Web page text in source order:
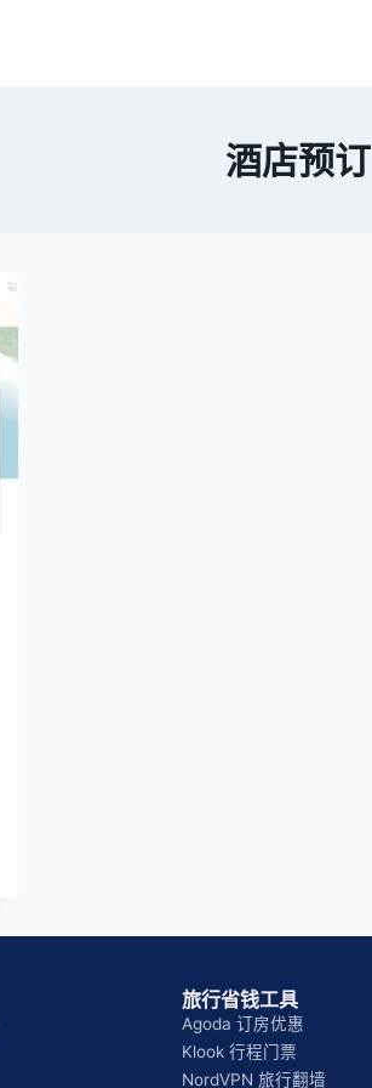
酒店预订
旅行省钱工具
Agoda 订房优惠
Klook 行程门票
NordVPN 旅行翻墙